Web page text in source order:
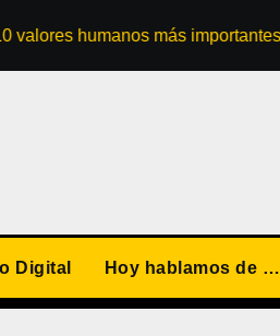
humanos más importantes
Digital Hoy hablamos de …